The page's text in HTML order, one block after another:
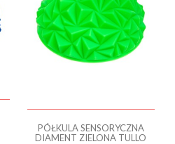
PÓŁKULA SENSORYCZNA
DIAMENT ZIELONA TULLO